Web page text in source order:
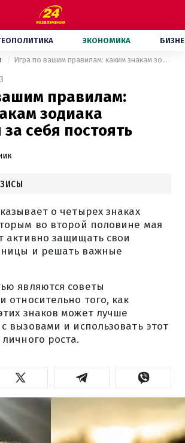
ЭКОНОМИКА
Игра по вашим правилам: каким знакам зодиака придется за себя постоять
3
правилам:
зодиака
себя постоять
о четырех знаках
во второй половине мая
активно защищать свои
и решать важные
являются советы
относительно того, как
знаков может лучше
вызовами и использовать этот
роста.